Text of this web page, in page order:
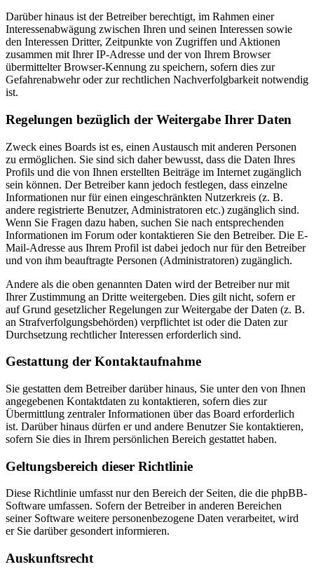
Darüber hinaus ist der Betreiber berechtigt, im Rahmen einer
Interessenabwägung zwischen Ihren und seinen Interessen sowie
den Interessen Dritter, Zeitpunkte von Zugriffen und Aktionen
zusammen mit Ihrer IP-Adresse und der von Ihrem Browser
übermittelter Browser-Kennung zu speichern, sofern dies zur
Gefahrenabwehr oder zur rechtlichen Nachverfolgbarkeit notwendig
ist.
Regelungen bezüglich der Weitergabe Ihrer Daten
Zweck eines Boards ist es, einen Austausch mit anderen Personen
zu ermöglichen. Sie sind sich daher bewusst, dass die Daten Ihres
Profils und die von Ihnen erstellten Beiträge im Internet zugänglich
sein können. Der Betreiber kann jedoch festlegen, dass einzelne
Informationen nur für einen eingeschränkten Nutzerkreis (z. B.
andere registrierte Benutzer, Administratoren etc.) zugänglich sind.
Wenn Sie Fragen dazu haben, suchen Sie nach entsprechenden
Informationen im Forum oder kontaktieren Sie den Betreiber. Die E-
Mail-Adresse aus Ihrem Profil ist dabei jedoch nur für den Betreiber
und von ihm beauftragte Personen (Administratoren) zugänglich.
Andere als die oben genannten Daten wird der Betreiber nur mit
Ihrer Zustimmung an Dritte weitergeben. Dies gilt nicht, sofern er
auf Grund gesetzlicher Regelungen zur Weitergabe der Daten (z. B.
an Strafverfolgungsbehörden) verpflichtet ist oder die Daten zur
Durchsetzung rechtlicher Interessen erforderlich sind.
Gestattung der Kontaktaufnahme
Sie gestatten dem Betreiber darüber hinaus, Sie unter den von Ihnen
angegebenen Kontaktdaten zu kontaktieren, sofern dies zur
Übermittlung zentraler Informationen über das Board erforderlich
ist. Darüber hinaus dürfen er und andere Benutzer Sie kontaktieren,
sofern Sie dies in Ihrem persönlichen Bereich gestattet haben.
Geltungsbereich dieser Richtlinie
Diese Richtlinie umfasst nur den Bereich der Seiten, die die phpBB-
Software umfassen. Sofern der Betreiber in anderen Bereichen
seiner Software weitere personenbezogene Daten verarbeitet, wird
er Sie darüber gesondert informieren.
Auskunftsrecht